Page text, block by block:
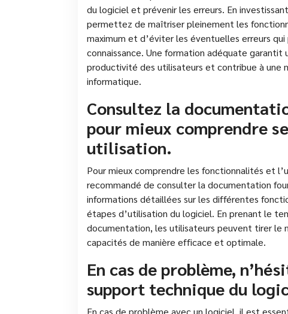
du logiciel et prévenir les erreurs. En
permettez de maîtriser pleinement les
maximum et d’éviter les éventuelles erreurs
connaissance. Une formation adéquate
productivité des utilisateurs et contribue à une
informatique.
Consultez la
pour mieux comprendre
utilisation.
Pour mieux comprendre les fonctionnalités et
recommandé de consulter la documentation
informations détaillées sur les différentes
étapes d’utilisation du logiciel. En prenant le
documentation, les utilisateurs peuvent tirer
capacités de manière efficace et optimale.
En cas de problème,
support technique du
En cas de problème avec un logiciel, il est